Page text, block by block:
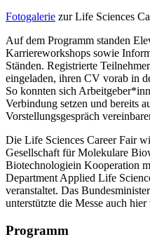
Fotogalerie zur Life Sciences
Auf dem Programm standen
Karriereworkshops sowie
Ständen. Registrierte
eingeladen, ihren CV vorab in
So konnten sich
Verbindung setzen und bereits
Vorstellungsgespräch
Die Life Sciences Career Fair
Gesellschaft für Molekulare
Biotechnologiein Kooperation
Department Applied Life
veranstaltet. Das
unterstützte die Messe auch hier
Programm